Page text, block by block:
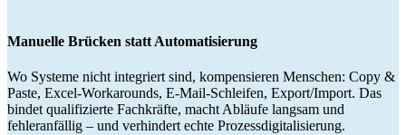
Manuelle Brücken statt Automatisierung
Wo Systeme nicht integriert sind, kompensieren Menschen: Copy &
Paste, Excel-Workarounds, E-Mail-Schleifen, Export/Import. Das
bindet qualifizierte Fachkräfte, macht Abläufe langsam und
fehleranfällig – und verhindert echte Prozessdigitalisierung.